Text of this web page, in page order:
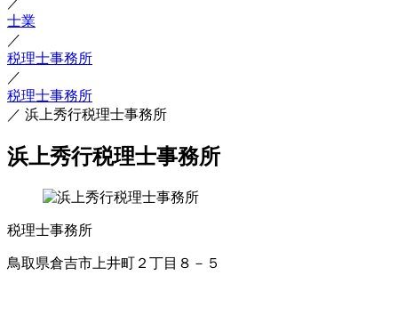
士業
／
税理士事務所
／
税理士事務所
／ 浜上秀行税理士事務所
浜上秀行税理士事務所
税理士事務所
鳥取県倉吉市上井町２丁目８－５